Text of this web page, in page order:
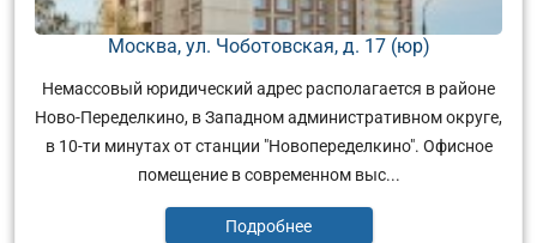
Москва, ул. Чоботовская, д. 17 (юр)
Немассовый юридический адрес располагается в районе
Ново-Переделкино, в Западном административном округе,
в 10-ти минутах от станции "Новопеределкино". Офисное
помещение в современном выс...
Подробнее